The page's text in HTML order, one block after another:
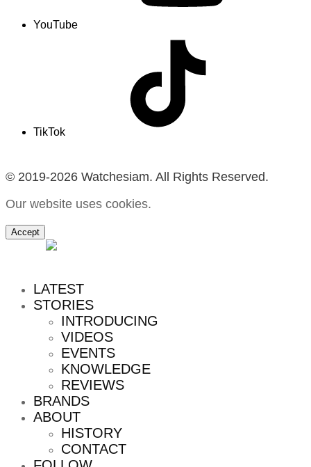
YouTube
TikTok
© 2019-2026 Watchesiam. All Rights Reserved.
Our website uses cookies.
Accept
LATEST
STORIES
INTRODUCING
VIDEOS
EVENTS
KNOWLEDGE
REVIEWS
BRANDS
ABOUT
HISTORY
CONTACT